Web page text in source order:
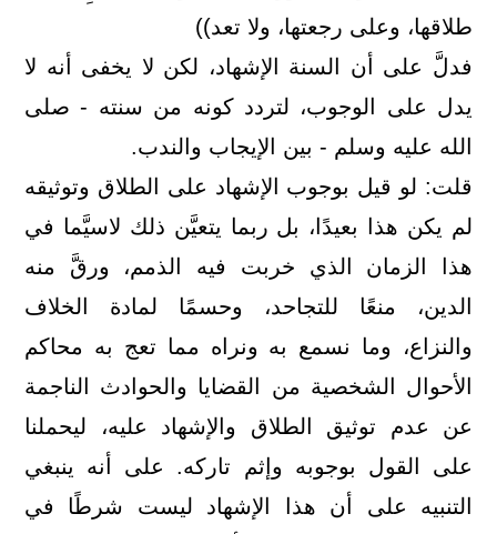
طلاقها، وعلى رجعتها، ولا تعد))
فدلَّ على أن السنة الإشهاد، لكن لا يخفى أنه لا
يدل على الوجوب، لتردد كونه من سنته - صلى
الله عليه وسلم - بين الإيجاب والندب.
قلت: لو قيل بوجوب الإشهاد على الطلاق وتوثيقه
لم يكن هذا بعيدًا، بل ربما يتعيَّن ذلك لاسيَّما في
هذا الزمان الذي خربت فيه الذمم، ورقَّ منه
الدين، منعًا للتجاحد، وحسمًا لمادة الخلاف
والنزاع، وما نسمع به ونراه مما تعج به محاكم
الأحوال الشخصية من القضايا والحوادث الناجمة
عن عدم توثيق الطلاق والإشهاد عليه، ليحملنا
على القول بوجوبه وإثم تاركه. على أنه ينبغي
التنبيه على أن هذا الإشهاد ليست شرطًا في